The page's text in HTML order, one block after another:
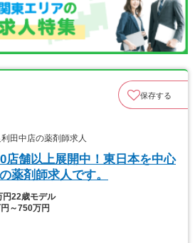
保存する
田中店の薬剤師求人
店舗以上展開中！東日本を中心
薬剤師求人です。
円22歳モデル
～750万円